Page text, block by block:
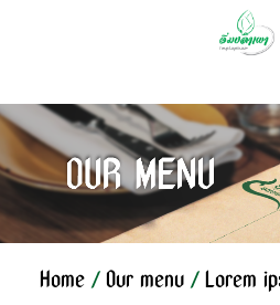
Home/Our menu/Lorem